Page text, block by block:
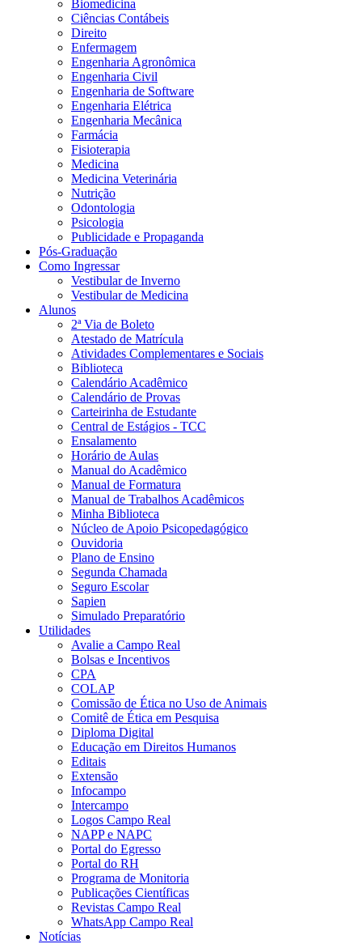
Biomedicina
Ciências Contábeis
Direito
Enfermagem
Engenharia Agronômica
Engenharia Civil
Engenharia de Software
Engenharia Elétrica
Engenharia Mecânica
Farmácia
Fisioterapia
Medicina
Medicina Veterinária
Nutrição
Odontologia
Psicologia
Publicidade e Propaganda
Pós-Graduação
Como Ingressar
Vestibular de Inverno
Vestibular de Medicina
Alunos
2ª Via de Boleto
Atestado de Matrícula
Atividades Complementares e Sociais
Biblioteca
Calendário Acadêmico
Calendário de Provas
Carteirinha de Estudante
Central de Estágios - TCC
Ensalamento
Horário de Aulas
Manual do Acadêmico
Manual de Formatura
Manual de Trabalhos Acadêmicos
Minha Biblioteca
Núcleo de Apoio Psicopedagógico
Ouvidoria
Plano de Ensino
Segunda Chamada
Seguro Escolar
Sapien
Simulado Preparatório
Utilidades
Avalie a Campo Real
Bolsas e Incentivos
CPA
COLAP
Comissão de Ética no Uso de Animais
Comitê de Ética em Pesquisa
Diploma Digital
Educação em Direitos Humanos
Editais
Extensão
Infocampo
Intercampo
Logos Campo Real
NAPP e NAPC
Portal do Egresso
Portal do RH
Programa de Monitoria
Publicações Científicas
Revistas Campo Real
WhatsApp Campo Real
Notícias